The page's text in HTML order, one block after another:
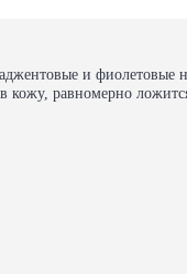
и фиолетовые
кожу, равномерно